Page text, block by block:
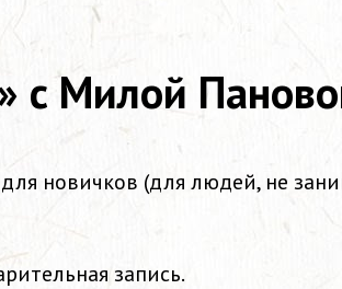
с Милой
новичков (для людей, не
запись.